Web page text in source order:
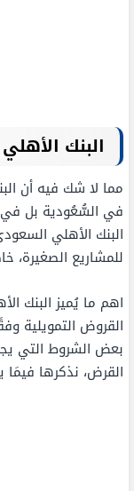
البنك
مما لا شك فيه أن
في السُّعُودية بل في
البنك الأهلي
للمشاريع الصغيرة،
اهم ما يُميز البنك
القروض التمويلية
بعض الشروط التي
القرض، نذكرها فيمَا